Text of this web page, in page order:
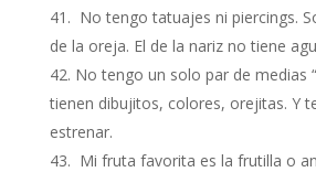
No tengo tatuajes ni piercings.
de la oreja. El de la nariz no tiene
No tengo un solo par de medias
tienen dibujitos, colores, orejitas. Y
estrenar.
Mi fruta favorita es la frutilla o